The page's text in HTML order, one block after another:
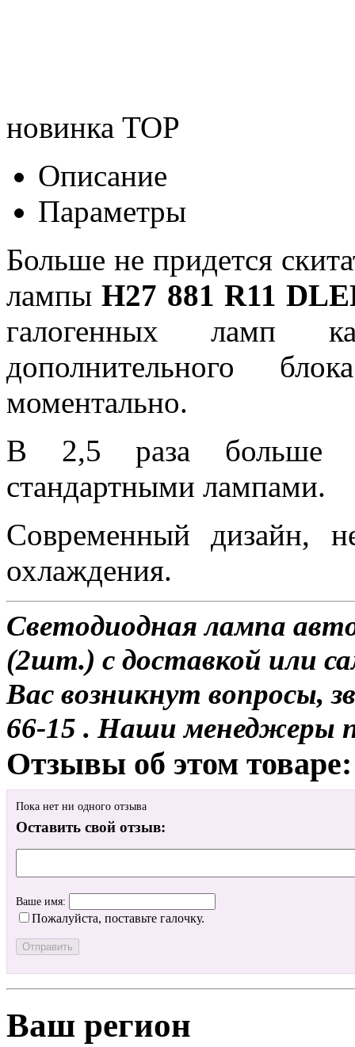
новинка TOP
Описание
Параметры
Больше не придется
лампыH27 881 R11
галогенных ламп
дополнительного
моментально.
В 2,5 раза больше
стандартными лампами.
Современный дизайн,
охлаждения.
Светодиодная лампа
(2шт.) с доставкой или
Вас возникнут вопросы,
66-15 . Наши менеджеры
Отзывы об этом товаре:
Пока нет ни одного отзыва
Оставить свой отзыв:
Ваше имя:
Пожалуйста, поставьте галочку.
Ваш регион